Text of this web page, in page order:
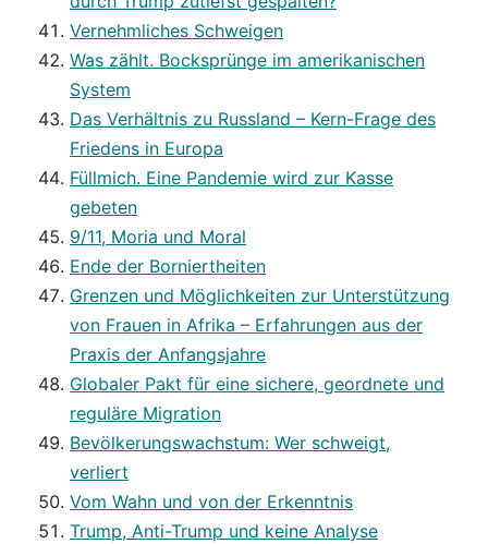
Vernehmliches Schweigen
Was zählt. Bocksprünge im amerikanischen
System
Das Verhältnis zu Russland – Kern-Frage des
Friedens in Europa
Füllmich. Eine Pandemie wird zur Kasse
gebeten
9/11, Moria und Moral
Ende der Borniertheiten
Grenzen und Möglichkeiten zur Unterstützung
von Frauen in Afrika – Erfahrungen aus der
Praxis der Anfangsjahre
Globaler Pakt für eine sichere, geordnete und
reguläre Migration
Bevölkerungswachstum: Wer schweigt,
verliert
Vom Wahn und von der Erkenntnis
Trump, Anti-Trump und keine Analyse